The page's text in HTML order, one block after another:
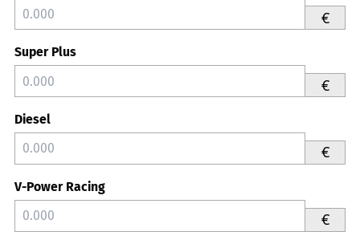
€
Super Plus
€
Diesel
€
V-Power Racing
€